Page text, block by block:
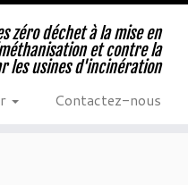
zéro déchet à la mise en
et contre la
les usines d'incinération
Contactez-nous